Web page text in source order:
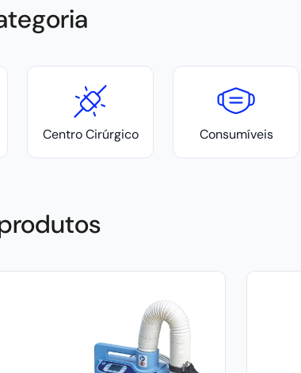
Centro Cirúrgico Consumíveis